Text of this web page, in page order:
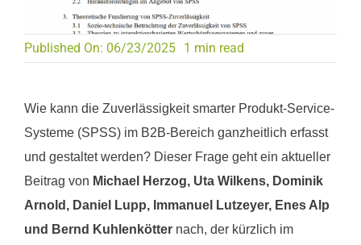
Published On: 06/23/2025 1 min read
Wie kann die Zuverlässigkeit smarter Produkt-Service-
Systeme (SPSS) im B2B-Bereich ganzheitlich erfasst
und gestaltet werden? Dieser Frage geht ein aktueller
Beitrag von Michael Herzog, Uta Wilkens, Dominik
Arnold, Daniel Lupp, Immanuel Lutzeyer, Enes Alp
und Bernd Kuhlenkötternach, der kürzlich im